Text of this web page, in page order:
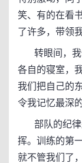
笑、有的在看
了许多，带领
转眼间，我
各自的寝室，
我们把自己的
令我记忆最深
部队的纪律
挥。训练的第
就不管我们了